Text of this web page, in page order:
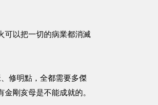
可以把一切的病業都消滅
修明點，全都需要多傑
剛亥母是不能成就的。